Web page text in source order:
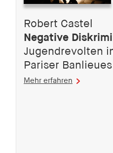
Robert Castel
Negative
Jugendrevolten
Pariser Banlieues
Mehr erfahren